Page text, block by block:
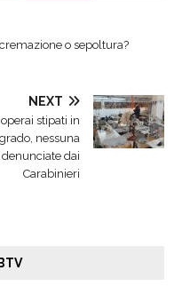
o sepoltura?
NEXT
stipati in
nessuna
dai
Carabinieri